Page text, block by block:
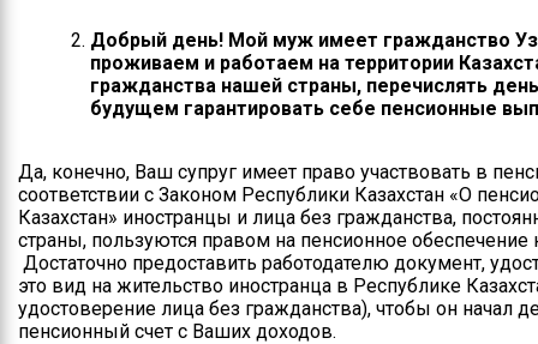
Вакансии
Контакты
Положение
управления
Информация по
поступлению на
государственную
службу
Добрый день! Мой муж имеет гражданство
проживаем и работаем на территории
гражданства нашей страны, перечислять
будущем гарантировать себе пенсионные
Да, конечно, Ваш супруг имеет право участвовать в
соответствии с Законом Республики Казахстан «О
Казахстан» иностранцы и лица без гражданства,
страны, пользуются правом на пенсионное обеспечение
Достаточно предоставить работодателю документ,
это вид на жительство иностранца в Республике
удостоверение лица без гражданства), чтобы он начал
пенсионный счет с Ваших доходов.